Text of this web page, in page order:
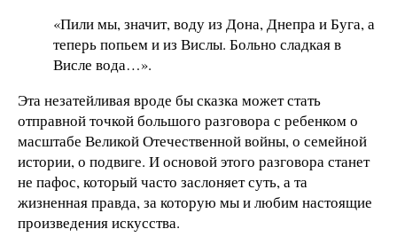
«Пили мы, значит, воду из Дона, Днепра и Буга, а
теперь попьем и из Вислы. Больно сладкая в
Висле вода…».
Эта незатейливая вроде бы сказка может стать
отправной точкой большого разговора с ребенком о
масштабе Великой Отечественной войны, о семейной
истории, о подвиге. И основой этого разговора станет
не пафос, который часто заслоняет суть, а та
жизненная правда, за которую мы и любим настоящие
произведения искусства.